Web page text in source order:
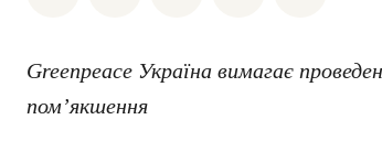
Greenpeace Україна вимагає
пом’якшення